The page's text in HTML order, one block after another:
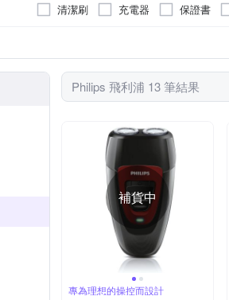
清潔刷 充電器 保證書
Philips 飛利浦 13 筆結果
補貨中
專為理想的操控而設計